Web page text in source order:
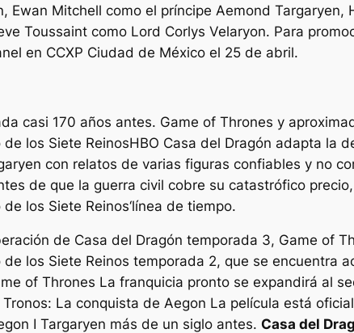
Ewan Mitchell como el príncipe Aemond
Toussaint como Lord Corlys Velaryon. Para
en CCXP Ciudad de México el 25 de abril.
casi 170 años antes. Game of Thrones y
de los Siete ReinosHBO Casa del Dragón adapta la
con relatos de varias figuras confiables y no
de que la guerra civil cobre su catastrófico
de los Siete Reinos‘línea de tiempo.
de Casa del Dragón temporada 3, Game of
de los Siete Reinos temporada 2, que se encuentra
of Thrones La franquicia pronto se expandirá al
La conquista de Aegon La película está
I Targaryen más de un siglo antes. Casa del